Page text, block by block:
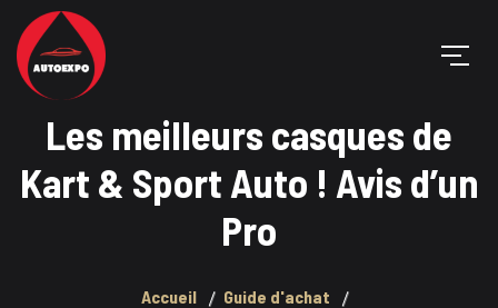
Les meilleurs casques de
Kart & Sport Auto ! Avis d’un
Pro
Accueil
Guide d'achat